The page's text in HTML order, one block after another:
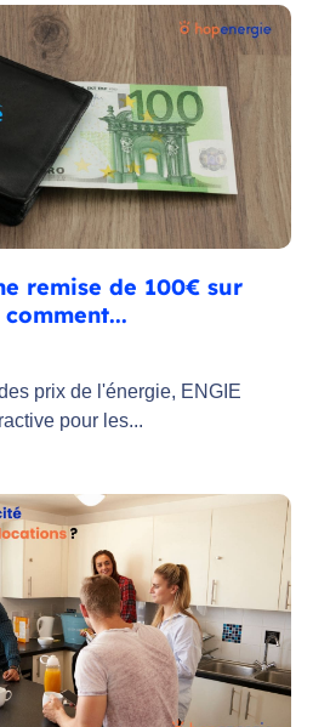
remise de 100€ sur
prix de l'énergie, ENGIE
pour les...